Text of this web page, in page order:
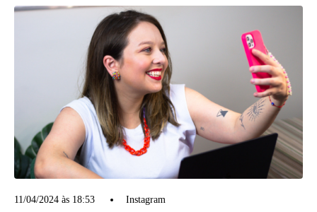
11/04/2024 às 18:53 Instagram